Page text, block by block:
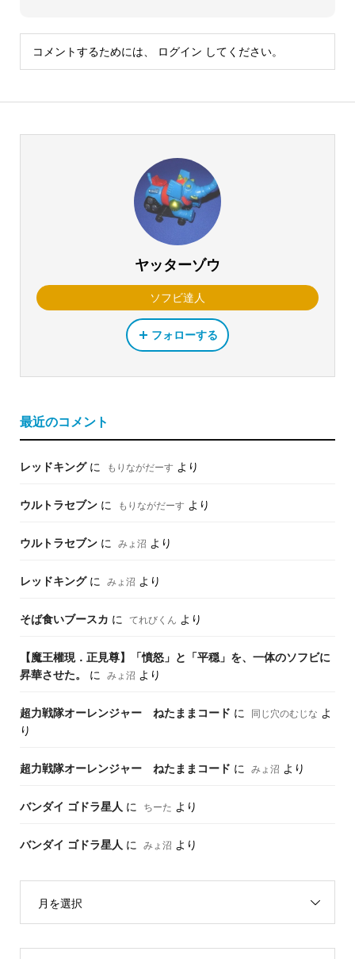
コメントするためには、 ログイン してください。
ヤッターゾウ
ソフビ達人
フォローする
最近のコメント
レッドキングに もりながだーす より
ウルトラセブンに もりながだーす より
ウルトラセブンに みょ沼 より
レッドキングに みょ沼 より
そば食いブースカ に てれびくん より
【魔王權現．正見尊】「憤怒」と「平穏」を、一体のソフビに
昇華させた。
に みょ沼 より
超力戦隊オーレンジャー ねたままコード に 同じ穴のむじな よ
り
超力戦隊オーレンジャー ねたままコード に みょ沼 より
バンダイ ゴドラ星人 に ちーた より
バンダイ ゴドラ星人 に みょ沼 より
月を選択